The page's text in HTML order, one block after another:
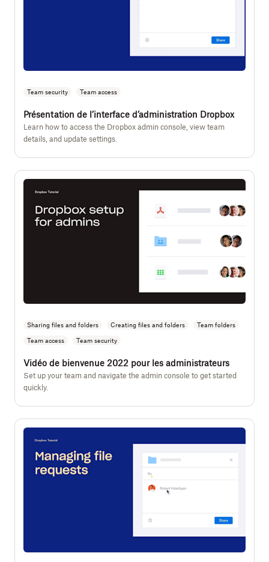
Team security Team access
Présentation de l’interface d’administration Dropbox
Learn how to access the Dropbox admin console, view team
details, and update settings.
Sharing files and folders Creating files and folders Team folders
Team access Team security
Vidéo de bienvenue 2022 pour les administrateurs
Set up your team and navigate the admin console to get started
quickly.